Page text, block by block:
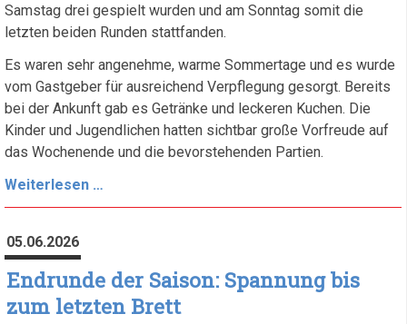
Samstag drei gespielt wurden und am Sonntag somit die
letzten beiden Runden stattfanden.
Es waren sehr angenehme, warme Sommertage und es wurde
vom Gastgeber für ausreichend Verpflegung gesorgt. Bereits
bei der Ankunft gab es Getränke und leckeren Kuchen. Die
Kinder und Jugendlichen hatten sichtbar große Vorfreude auf
das Wochenende und die bevorstehenden Partien.
Weiterlesen …
2026
05.06.2026
Endrunde der Saison: Spannung bis
zum letzten Brett